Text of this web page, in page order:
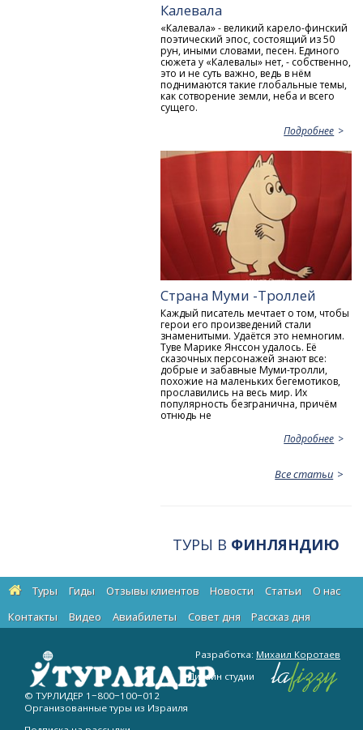
Калевала
«Калевала» - великий карело-финский
поэтический эпос, состоящий из 50
рун, иными словами, песен. Единого
сюжета у «Калевалы» нет, - собственно,
это и не суть важно, ведь в нём
поднимаются такие глобальные темы,
как сотворение земли, неба и всего
сущего.
Подробнее
Страна Муми -Троллей
Каждый писатель мечтает о том, чтобы
герои его произведений стали
знаменитыми. Удаётся это немногим.
Туве Марике Янссон удалось. Её
сказочных персонажей знают все:
добрые и забавные Муми-тролли,
похожие на маленьких бегемотиков,
прославились на весь мир. Их
популярность безгранична, причём
отнюдь не
Подробнее
Все статьи
ТУРЫ В ФИНЛЯНДИЮ
Туры Гиды Отзывы клиентов Новости Статьи
О нас
Контакты
Видео Авиабилеты Cовет дня Рассказ дня
© ТУРЛИДЕР 1−800−100−012
Организованные туры из Израиля
Разработка: Михаил Коротаев
Дизайн студии